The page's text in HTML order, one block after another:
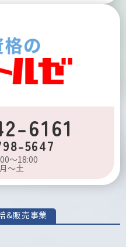
6161
5647
～18:00
～土
&販売事業